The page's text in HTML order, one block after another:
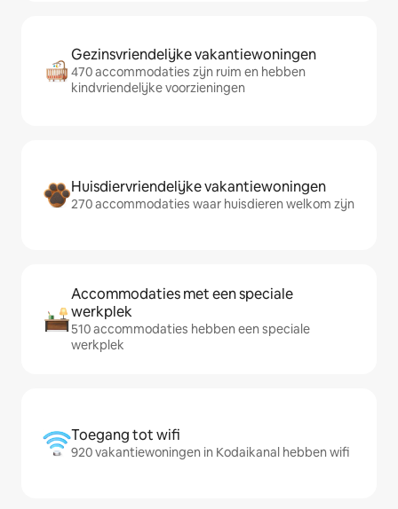
Gezinsvriendelijke vakantiewoningen
470 accommodaties zijn ruim en hebben
kindvriendelijke voorzieningen
Huisdiervriendelijke vakantiewoningen
270 accommodaties waar huisdieren welkom zijn
Accommodaties met een speciale
werkplek
510 accommodaties hebben een speciale
werkplek
Toegang tot wifi
920 vakantiewoningen in Kodaikanal hebben wifi